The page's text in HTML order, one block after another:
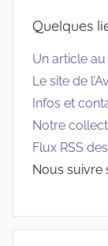
Quelques
Un article
Le site de
Infos et
Notre
Flux RSS
Nous suivre